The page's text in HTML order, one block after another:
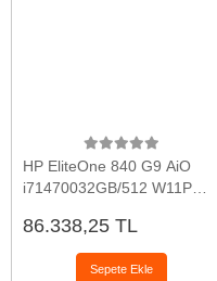
HP EliteOne 840 G9 AiO
i71470032GB/512 W11P
86.338,25 TL
Sepete Ekle